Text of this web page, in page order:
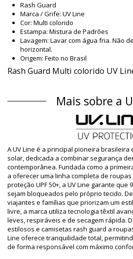
Rash Guard
Marca / Grife: UV Line
Cor: Multi colorido
Estampa: Mistura de Padrões
Lavagem: Lavar com água fria. Não
horizontal.
Origem: Feito no Brasil
Rash Guard Multi colorido UV
Material: 92%Polyamid, 8% Elastane -
Proteção UV: SPF 10
Informação do
Departamento: Menino, Rash Guard
O pacote inclui: 1 x Rash Guard
incluídos)
HS CODE / NCM: 6112.41.0010
SKU: 1981112639
EAN: 1 Y (7899100002273), 2 Y
(7899100002297), 6 Y
Referência do fornecedor: 04.13.0006-
Peso: 400g / 0.88lb / 14.11oz
O desenho não é exato, pode variar
Fotos retocadas
Instruções de
Mais sobre a
A UV Line é a principal pioneira
solar, dedicada a combinar segurança
contemporânea. Fundada como a
a oferecer uma linha completa de
proteção UPF 50+, a UV Line garante que
sejam bloqueados pelo próprio tecido.
viajantes e famílias que priorizam um
livre, a marca utiliza tecnologia têxtil
leves, respiráveis e de secagem rápida.
estilosos e camisetas rash guard a
Line oferece tranquilidade total,
de forma responsável com máximo